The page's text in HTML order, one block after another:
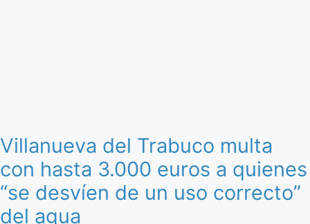
Villanueva del Trabuco multa
con hasta 3.000 euros a quienes
“se desvíen de un uso correcto”
del agua